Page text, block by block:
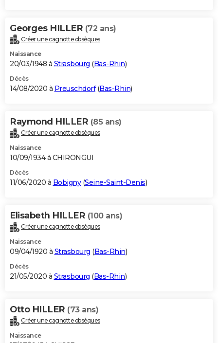
Georges HILLER (72 ans)
Créer une cagnotte obsèques
Naissance
20/03/1948 à Strasbourg (Bas-Rhin)
Décès
14/08/2020 à Preuschdorf(Bas-Rhin)
Raymond HILLER (85 ans)
Créer une cagnotte obsèques
Naissance
10/09/1934 à CHIRONGUI
Décès
11/06/2020 à Bobigny(Seine-Saint-Denis)
Elisabeth HILLER (100 ans)
Créer une cagnotte obsèques
Naissance
09/04/1920 à Strasbourg (Bas-Rhin)
Décès
21/05/2020 à Strasbourg (Bas-Rhin)
Otto HILLER (73 ans)
Créer une cagnotte obsèques
Naissance